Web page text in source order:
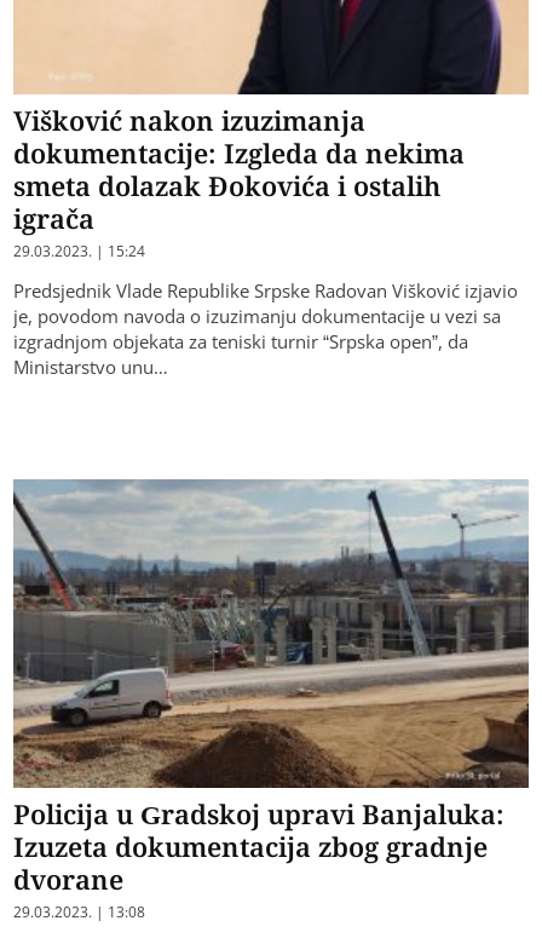
Višković nakon izuzimanja
dokumentacije: Izgleda da nekima
smeta dolazak Đokovića i ostalih
igrača
29.03.2023. | 15:24
Predsjednik Vlade Republike Srpske Radovan Višković izjavio
je, povodom navoda o izuzimanju dokumentacije u vezi sa
izgradnjom objekata za teniski turnir “Srpska open”, da
Ministarstvo unu…
Policija u Gradskoj upravi Banjaluka:
Izuzeta dokumentacija zbog gradnje
dvorane
29.03.2023. | 13:08